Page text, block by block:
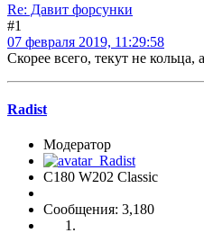
Re: Давит форсунки
#1
07 февраля 2019, 11:29:58
Скорее всего, текут не
Radist
Модератор
C180 W202 Classic
Сообщения: 3,180